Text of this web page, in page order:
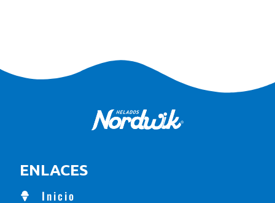
ENLACES
Inicio